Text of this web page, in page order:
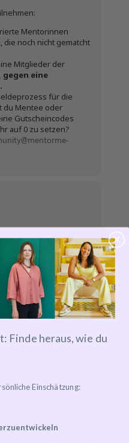
Mentorinnen
die noch nicht gematcht
Mitglieder der
gegen eine
für die
du Mentee oder
Gutscheincodes
auf 0 zu setzen?
any more for this
Events
Finde heraus, wie du
Einschätzung: